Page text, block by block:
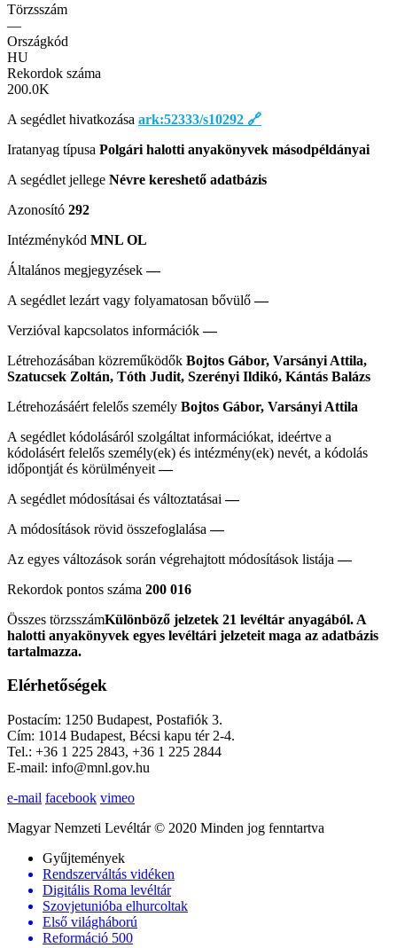
Törzsszám
—
Országkód
HU
Rekordok száma
200.0K
A segédlet hivatkozása ark:52333/s10292 🔗
Iratanyag típusa Polgári halotti anyakönyvek másodpéldányai
A segédlet jellege Névre kereshető adatbázis
Azonosító 292
Intézménykód MNL OL
Általános megjegyzések —
A segédlet lezárt vagy folyamatosan bővülő —
Verzióval kapcsolatos információk —
Létrehozásában közreműködők Bojtos Gábor, Varsányi Attila,
Szatucsek Zoltán, Tóth Judit, Szerényi Ildikó, Kántás Balázs
Létrehozásáért felelős személy Bojtos Gábor, Varsányi Attila
A segédlet kódolásáról szolgáltat információkat, ideértve a
kódolásért felelős személy(ek) és intézmény(ek) nevét, a kódolás
időpontját és körülményeit —
A segédlet módosításai és változtatásai —
A módosítások rövid összefoglalása —
Az egyes változások során végrehajtott módosítások listája —
Rekordok pontos száma 200 016
Összes törzsszámKülönböző jelzetek 21 levéltár anyagából. A
halotti anyakönyvek egyes levéltári jelzeteit maga az adatbázis
tartalmazza.
Elérhetőségek
Postacím: 1250 Budapest, Postafiók 3.
Cím: 1014 Budapest, Bécsi kapu tér 2-4.
Tel.: +36 1 225 2843, +36 1 225 2844
E-mail: info@mnl.gov.hu
e-mail facebook vimeo
Magyar Nemzeti Levéltár © 2020 Minden jog fenntartva
Gyűjtemények
Rendszerváltás vidéken
Digitális Roma levéltár
Szovjetunióba elhurcoltak
Első világháború
Reformáció 500